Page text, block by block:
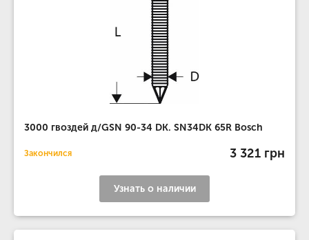
3000 гвоздей д/GSN 90-34 DK. SN34DK 65R Bosch
Закончился 3 321 грн
Узнать о наличии